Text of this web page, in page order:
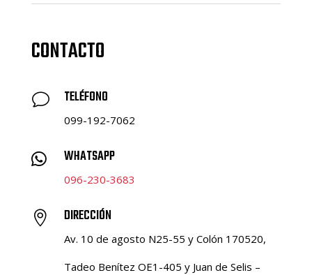
CONTACTO
v TELÉFONO
099-192-7062
 WHATSAPP
096-230-3683
 DIRECCIÓN
Av. 10 de agosto N25-55 y Colón 170520,
Tadeo Benítez OE1-405 y Juan de Selis –